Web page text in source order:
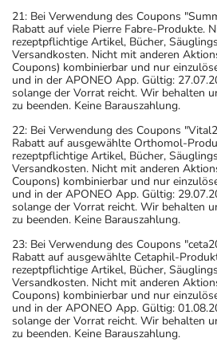
21: Bei Verwendung des Coupons
Rabatt auf viele Pierre Fabre-Produkte.
rezeptpflichtige Artikel, Bücher,
Versandkosten. Nicht mit anderen
Coupons) kombinierbar und nur
und in der APONEO App. Gültig:
solange der Vorrat reicht. Wir behalten
zu beenden. Keine Barauszahlung.
22: Bei Verwendung des Coupons
Rabatt auf ausgewählte Orthomol-
rezeptpflichtige Artikel, Bücher,
Versandkosten. Nicht mit anderen
Coupons) kombinierbar und nur
und in der APONEO App. Gültig:
solange der Vorrat reicht. Wir behalten
zu beenden. Keine Barauszahlung.
23: Bei Verwendung des Coupons
Rabatt auf ausgewählte Cetaphil-
rezeptpflichtige Artikel, Bücher,
Versandkosten. Nicht mit anderen
Coupons) kombinierbar und nur
und in der APONEO App. Gültig:
solange der Vorrat reicht. Wir behalten
zu beenden. Keine Barauszahlung.